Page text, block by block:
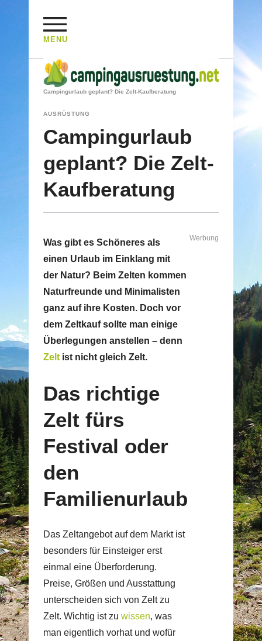
MENU
HOME/ AUSRÜSTUNG /
Campingurlaub geplant? Die Zelt-Kaufberatung
AUSRÜSTUNG
Campingurlaub
geplant? Die Zelt-
Kaufberatung
Was gibt es Schöneres als
einen Urlaub im Einklang mit
der Natur? Beim Zelten kommen
Naturfreunde und Minimalisten
ganz auf ihre Kosten. Doch vor
dem Zeltkauf sollte man einige
Überlegungen anstellen – denn
Zelt ist nicht gleich Zelt.
Das richtige
Zelt fürs
Festival oder
den
Familienurlaub
Das Zeltangebot auf dem Markt ist
besonders für Einsteiger erst
einmal eine Überforderung.
Preise, Größen und Ausstattung
unterscheiden sich von Zelt zu
Zelt. Wichtig ist zu wissen, was
man eigentlich vorhat und wofür
Werbung